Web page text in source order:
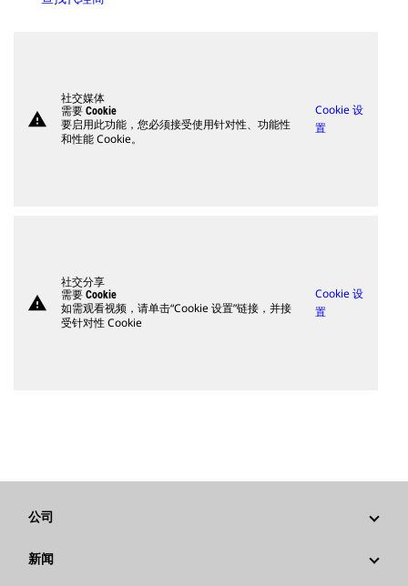
warning
社交媒体
需要 Cookie
要启用此功能，您必须接受使用针对性、功能性
和性能 Cookie。
Cookie 设
置
warning
社交分享
需要 Cookie
如需观看视频，请单击“Cookie 设置”链接，并接
受针对性 Cookie
Cookie 设
置
公司
战略
新闻